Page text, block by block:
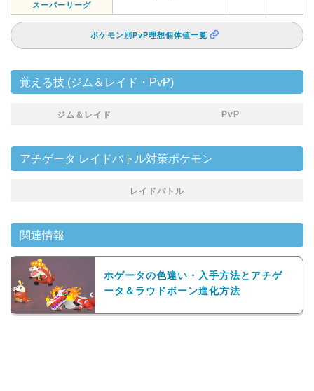
スーパーリーグ
ポケモン別PvP理想個体値一覧
覚える技 (ジム＆レイド・PvP)
ジム＆レイド PvP
アチゲータ レイドバトル対策ポケモン
レイドバトル
関連情報
ホゲータの色違い・入手方法とアチゲ
ータ＆ラウドボーン進化方法